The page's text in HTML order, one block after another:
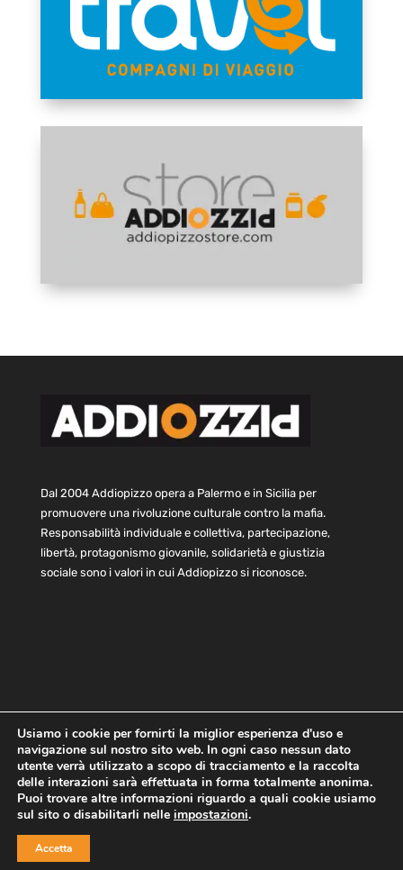
Dal 2004 Addiopizzo opera a Palermo e in Sicilia per
promuovere una rivoluzione culturale contro la mafia.
Responsabilità individuale e collettiva, partecipazione,
libertà, protagonismo giovanile, solidarietà e giustizia
sociale sono i valori in cui Addiopizzo si riconosce.
Home Statuto e bilancio
Contatti
Privacy
Cookie Child Protection Policy
Copyright © 2021 AddioPizzo | Tutti i diritti riservati | Sede
Usiamo i cookie per fornirti la miglior esperienza d'uso e
navigazione sul nostro sito web. In ogni caso nessun dato
utente verrà utilizzato a scopo di tracciamento e la raccolta
delle interazioni sarà effettuata in forma totalmente anonima.
Puoi trovare altre informazioni riguardo a quali cookie usiamo
sul sito o disabilitarli nelle impostazioni.
Accetta